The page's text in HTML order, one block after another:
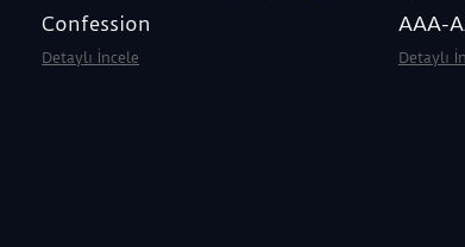
Confession
Detaylı İncele
AAA-
Detaylı